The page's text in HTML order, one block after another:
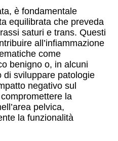
è fondamentale
equilibrata che preveda
saturi e trans. Questi
all’infiammazione
come
benigno o, in alcuni
di sviluppare patologie
negativo sul
la
pelvica,
la funzionalità